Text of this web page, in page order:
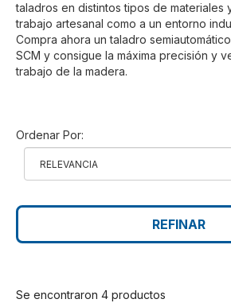
taladros en distintos tipos de materiales
trabajo artesanal como a un entorno
Compra ahora un taladro
SCM y consigue la máxima precisión y
trabajo de la madera.
Ordenar Por:
REFINAR
Se encontraron 4 productos